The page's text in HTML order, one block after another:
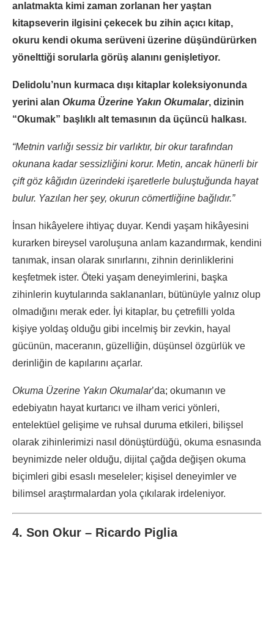
anlatmakta kimi zaman zorlanan her yaştan
kitapseverin ilgisini çekecek bu zihin açıcı kitap,
okuru kendi okuma serüveni üzerine düşündürürken
yönelttiği sorularla görüş alanını genişletiyor.
Delidolu’nun kurmaca dışı kitaplar koleksiyonunda
yerini alan Okuma Üzerine Yakın Okumalar, dizinin
“Okumak” başlıklı alt temasının da üçüncü halkası.
“Metnin varlığı sessiz bir varlıktır, bir okur tarafından
okunana kadar sessizliğini korur. Metin, ancak hünerli bir
çift göz kâğıdın üzerindeki işaretlerle buluştuğunda hayat
bulur. Yazılan her şey, okurun cömertliğine bağlıdır.”
İnsan hikâyelere ihtiyaç duyar. Kendi yaşam hikâyesini
kurarken bireysel varoluşuna anlam kazandırmak, kendini
tanımak, insan olarak sınırlarını, zihnin derinliklerini
keşfetmek ister. Öteki yaşam deneyimlerini, başka
zihinlerin kuytularında saklananları, bütünüyle yalnız olup
olmadığını merak eder. İyi kitaplar, bu çetrefilli yolda
kişiye yoldaş olduğu gibi incelmiş bir zevkin, hayal
gücünün, maceranın, güzelliğin, düşünsel özgürlük ve
derinliğin de kapılarını açarlar.
Okuma Üzerine Yakın Okumalar’da; okumanın ve
edebiyatın hayat kurtarıcı ve ilham verici yönleri,
entelektüel gelişime ve ruhsal duruma etkileri, bilişsel
olarak zihinlerimizi nasıl dönüştürdüğü, okuma esnasında
beynimizde neler olduğu, dijital çağda değişen okuma
biçimleri gibi esaslı meseleler; kişisel deneyimler ve
bilimsel araştırmalardan yola çıkılarak irdeleniyor.
4. Son Okur – Ricardo Piglia